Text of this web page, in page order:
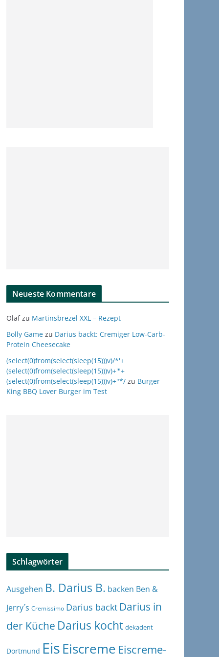
Neueste Kommentare
Olafzu Martinsbrezel XXL – Rezept
Bolly Game zu Darius backt: Cremiger Low-Carb-
Protein Cheesecake
(select(0)from(select(sleep(15)))v)/*'+
(select(0)from(select(sleep(15)))v)+'"+
(select(0)from(select(sleep(15)))v)+"*/ zu Burger
King BBQ Lover Burger im Test
Schlagwörter
Ausgehen B. Darius B. backen Ben &
Jerry´s Cremissimo Darius backt Darius in
der Küche Darius kocht dekadent
Dortmund EisEiscreme Eiscreme-